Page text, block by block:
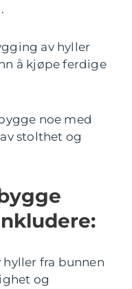
av hyller
å kjøpe ferdige
noe med
stolthet og
hyller fra bunnen
og